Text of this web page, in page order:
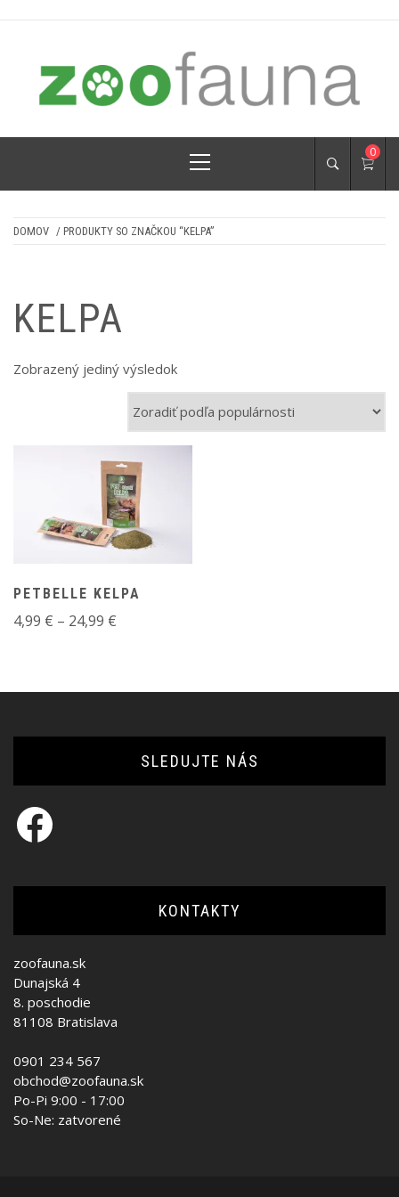
ZOOFAUNA.SK
Menu
0
DOMOV / PRODUKTY SO ZNAČKOU “KELPA”
KELPA
Zobrazený jediný výsledok
PETBELLE KELPA
4,99 € – 24,99 €
SLEDUJTE NÁS
Facebook
KONTAKTY
zoofauna.sk
Dunajská 4
8. poschodie
81108 Bratislava
0901 234 567
obchod@zoofauna.sk
Po-Pi 9:00 - 17:00
So-Ne: zatvorené